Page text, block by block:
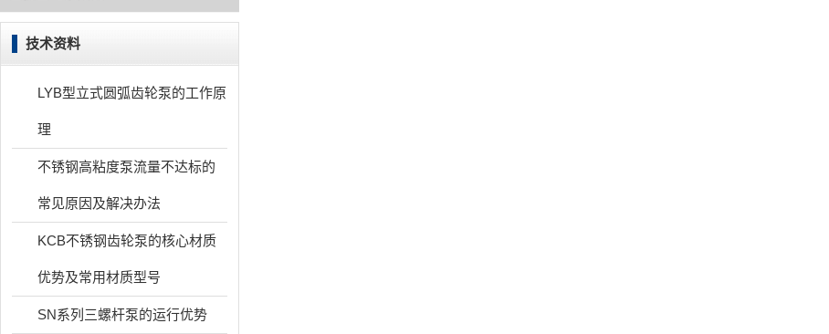
技术资料
LYB型立式圆弧齿轮泵的工作原
理
不锈钢高粘度泵流量不达标的
常见原因及解决办法
KCB不锈钢齿轮泵的核心材质
优势及常用材质型号
SN系列三螺杆泵的运行优势